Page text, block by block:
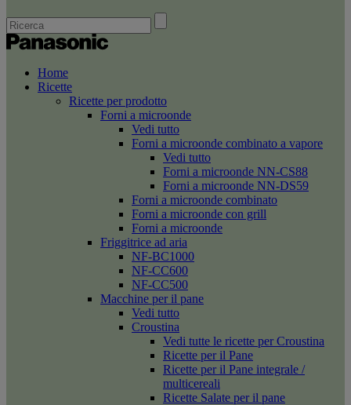
Home
Ricette
Ricette per prodotto
Forni a microonde
Vedi tutto
Forni a microonde combinato a vapore
Vedi tutto
Forni a microonde NN-CS88
Forni a microonde NN-DS59
Forni a microonde combinato
Forni a microonde con grill
Forni a microonde
Friggitrice ad aria
NF-BC1000
NF-CC600
NF-CC500
Macchine per il pane
Vedi tutto
Croustina
Vedi tutte le ricette per Croustina
Ricette per il Pane
Ricette per il Pane integrale /
multicereali
Ricette Salate per il pane